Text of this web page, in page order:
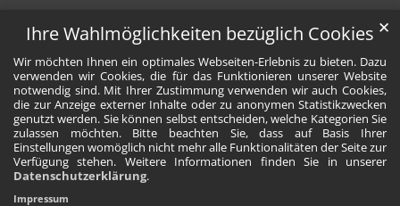
Ihre Wahlmöglichkeiten bezüglich Cookies
Wir möchten Ihnen ein optimales Webseiten-Erlebnis zu bieten. Dazu
verwenden wir Cookies, die für das Funktionieren unserer Website
notwendig sind. Mit Ihrer Zustimmung verwenden wir auch Cookies,
die zur Anzeige externer Inhalte oder zu anonymen Statistikzwecken
genutzt werden. Sie können selbst entscheiden, welche Kategorien Sie
zulassen möchten. Bitte beachten Sie, dass auf Basis Ihrer
Einstellungen womöglich nicht mehr alle Funktionalitäten der Seite zur
Verfügung stehen. Weitere Informationen finden Sie in unserer
Datenschutzerklärung.
✕
Impressum